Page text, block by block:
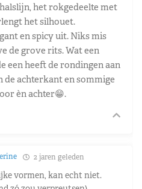
het rokgedeelte met
het silhouet.
en spicy uit. Niks mis
de grove rits. Wat een
een heeft de rondingen aan
de achterkant en sommige
èn achter😁.
2 jaren geleden
vormen, kan echt niet.